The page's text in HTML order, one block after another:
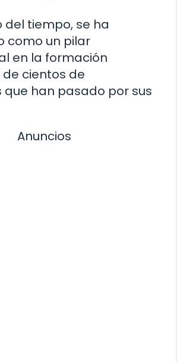
del tiempo, se ha
como un pilar
en la formación
cientos de
han pasado por sus
Anuncios